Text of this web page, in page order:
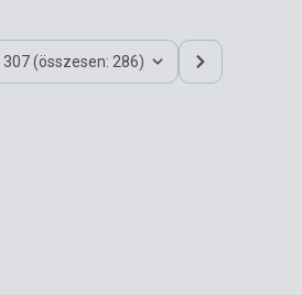
307 (összesen: 286)